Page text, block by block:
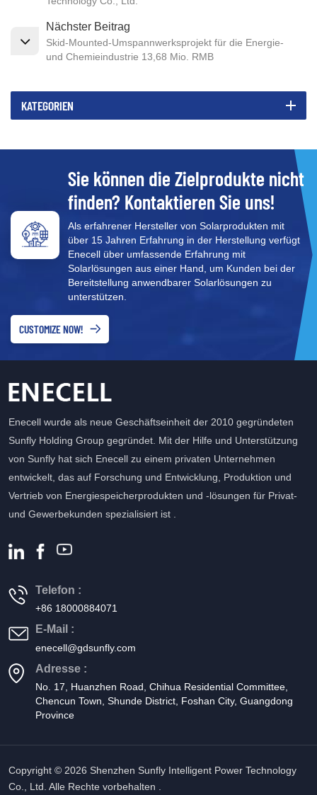
Nächster Beitrag
Skid-Mounted-Umspannwerksprojekt für die Energie-
und Chemieindustrie 13,68 Mio. RMB
KATEGORIEN
Sie können die Zielprodukte nicht
finden? Kontaktieren Sie uns!
Als erfahrener Hersteller von Solarprodukten mit
über 15 Jahren Erfahrung in der Herstellung verfügt
Enecell über umfassende Erfahrung mit
Solarlösungen aus einer Hand, um Kunden bei der
Bereitstellung anwendbarer Solarlösungen zu
unterstützen.
CUSTOMIZE NOW!
Enecell wurde als neue Geschäftseinheit der 2010 gegründeten
Sunfly Holding Group gegründet. Mit der Hilfe und Unterstützung
von Sunfly hat sich Enecell zu einem privaten Unternehmen
entwickelt, das auf Forschung und Entwicklung, Produktion und
Vertrieb von Energiespeicherprodukten und -lösungen für Privat-
und Gewerbekunden spezialisiert ist .
Telefon :
+86 18000884071
E-Mail :
enecell@gdsunfly.com
Adresse :
No. 17, Huanzhen Road, Chihua Residential Committee,
Chencun Town, Shunde District, Foshan City, Guangdong
Province
Copyright © 2026 Shenzhen Sunfly Intelligent Power Technology
Co., Ltd. Alle Rechte vorbehalten .